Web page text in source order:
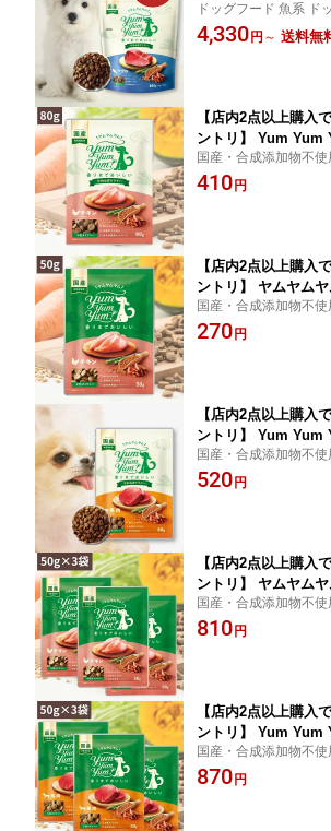
ドライタイプ 800g
フード ヤムヤム ド
ドッグフード 魚系 ド
理 低脂肪 魚ベース 小
4,330 円 ～ 送料無
【店内2点以上購入
ントリ】 Yum Yum
ム チキン やわらか
ちょこっとパック 犬
国産・合成添加物不
ード人間の食事と同じ
の食事と同じ衛生レ
410 円
【店内2点以上購入
ントリ】 ヤムヤム
ドライタイプ 50g
フードヤムヤムヤム
国産・合成添加物不
ード人間の食事と同じ
の食事と同じ衛生レベ
270 円
【店内2点以上購入
ントリ】 Yum Yum
ム 馬肉 やわらかド
ょこっとパック 犬
国産・合成添加物不
ード人間の食事と同じ
の食事と同じ衛生レベ
520 円
【店内2点以上購入
ントリ】 ヤムヤム
ドライタイプ 50g×3
ックフードヤムヤム
国産・合成添加物不
ード人間の食事と同じ
の食事と同じ衛生レベ
810 円
【店内2点以上購入
ントリ】 Yum Yum
馬肉 ドライタイプ (
パック 犬 犬用 ドッ
国産・合成添加物不
ード人間の食事と同じ
の食事と同じ衛生レベ
870 円